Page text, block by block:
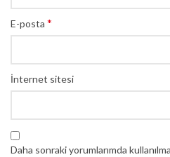
E-posta *
İnternet sitesi
Daha sonraki yorumlarımda